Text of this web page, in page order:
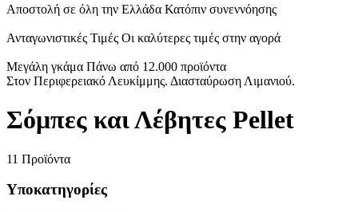
Αποστολή σε όλη την Ελλάδα Κατόπιν συνεννόησης
Ανταγωνιστικές Τιμές Οι καλύτερες τιμές στην αγορά
Μεγάλη γκάμα Πάνω από 12.000 προϊόντα
Στον Περιφερειακό Λευκίμμης. Διασταύρωση Λιμανιού.
Σόμπες και Λέβητες Pellet
11 Προϊόντα
Υποκατηγορίες